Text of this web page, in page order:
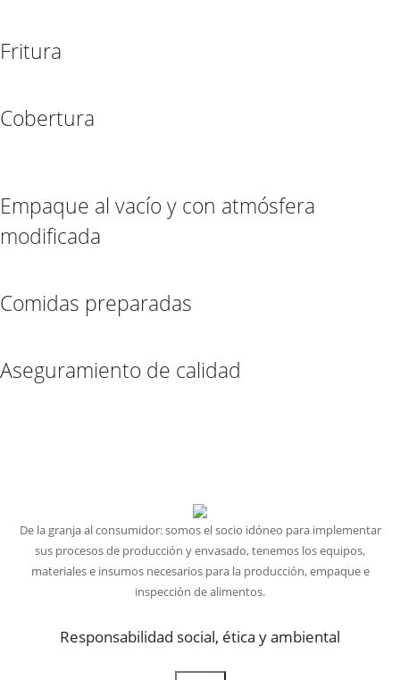
Fritura
Cobertura
Empaque al vacío y con atmósfera
modificada
Comidas preparadas
Aseguramiento de calidad
De la granja al consumidor: somos el socio idóneo para implementar
sus procesos de producción y envasado, tenemos los equipos,
materiales e insumos necesarios para la producción, empaque e
inspección de alimentos.
Responsabilidad social, ética y ambiental